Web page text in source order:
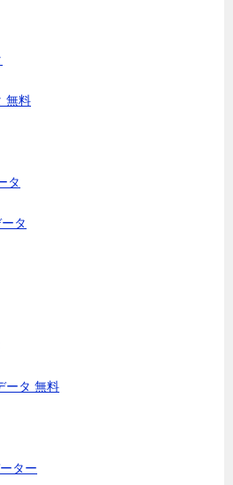
無料
タ
タ
ータ 無料
ター